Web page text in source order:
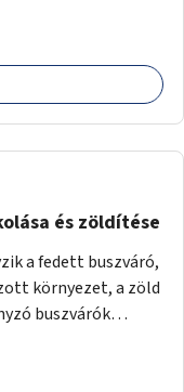
és zöldítése
a fedett buszváró,
környezet, a zöld
buszvárók